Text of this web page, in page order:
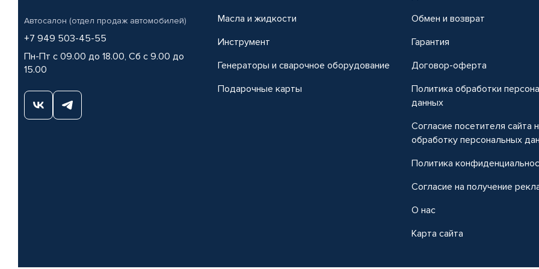
Автосалон (отдел продаж автомобилей)
+7 949 503-45-55
Пн-Пт с 09.00 до 18.00, Сб с 9.00 до
15.00
Масла и жидкости
Инструмент
Генераторы и сварочное оборудование
Подарочные карты
Обмен и возврат
Гарантия
Договор-оферта
Политика обработки
данных
Согласие посетителя сайта
обработку персональных
Политика
Согласие на получение
О нас
Карта сайта